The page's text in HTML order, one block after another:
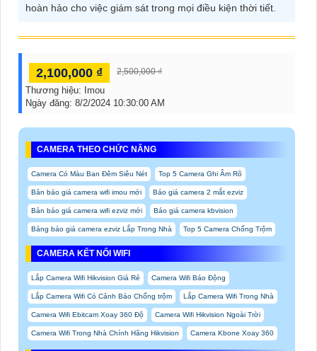
hoàn hảo cho việc giám sát trong mọi điều kiện thời tiết.
2,100,000 ₫ 2,500,000 ₫
Thương hiệu: Imou
Ngày đăng: 8/2/2024 10:30:00 AM
CAMERA THEO CHỨC NĂNG
Camera Có Màu Ban Đêm Siêu Nét Top 5 Camera Ghi Âm Rõ
Bản báo giá camera wifi imou mới Báo giá camera 2 mắt ezviz
Bản báo giá camera wifi ezviz mới Báo giá camera kbvision
Bảng báo giá camera ezviz Lắp Trong Nhà Top 5 Camera Chống Trộm
CAMERA KẾT NỐI WIFI
Lắp Camera Wifi Hikvision Giá Rẻ Camera Wifi Báo Động
Lắp Camera Wifi Có Cảnh Báo Chống trộm Lắp Camera Wifi Trong Nhà
Camera Wifi Ebitcam Xoay 360 Độ Camera Wifi Hikvision Ngoài Trời
Camera Wifi Trong Nhà Chính Hãng Hikvision Camera Kbone Xoay 360